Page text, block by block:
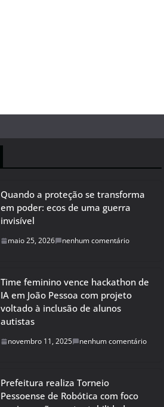
Quando a proteção se transforma
em poder: ecos de uma guerra
invisível
maio 25, 2026 nenhum comentário
Time feminino vence hackathon de
IA em João Pessoa com projeto
voltado à inclusão de alunos
autistas
novembro 11, 2025 nenhum comentário
Prefeitura realiza Torneio
Pessoense de Robótica com foco